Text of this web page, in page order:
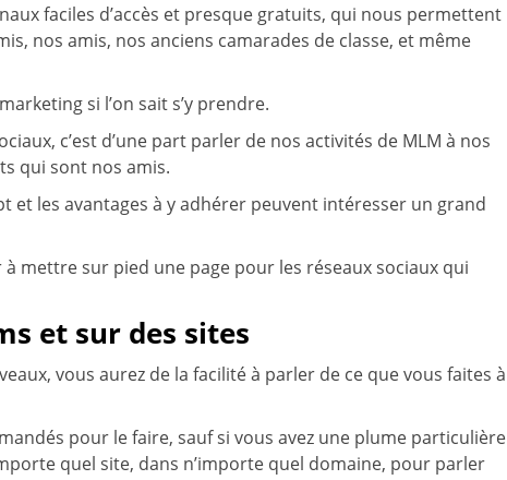
faciles d’accès et presque gratuits, qui nous permettent
nos amis, nos anciens camarades de classe, et même
si l’on sait s’y prendre.
c’est d’une part parler de nos activités de MLM à nos
qui sont nos amis.
et les avantages à y adhérer peuvent intéresser un grand
mettre sur pied une page pour les réseaux sociaux qui
et sur des sites
vous aurez de la facilité à parler de ce que vous faites à
pour le faire, sauf si vous avez une plume particulière
quel site, dans n’importe quel domaine, pour parler